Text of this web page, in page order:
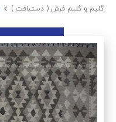
گلیم و گلیم فرش ( دستبافت ) 